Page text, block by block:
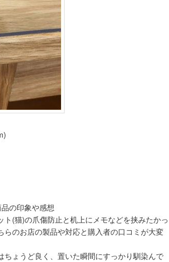
の印象や感想
(猫)の爪傷防止と机上にメモなどを挟みたかっ
のお店の製品や対応と購入者の口コミが大変
ょうど良く、置いた瞬間にすっかり馴染んで